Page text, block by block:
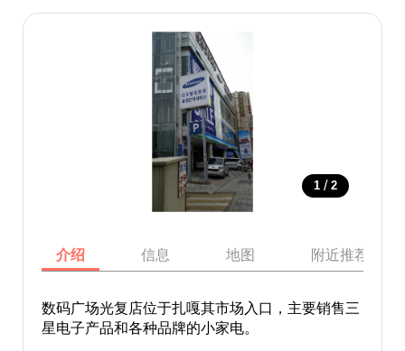
1 / 2
介绍 信息 地图 附近推荐景点
数码广场光复店位于扎嘎其市场入口，主要销售三
星电子产品和各种品牌的小家电。